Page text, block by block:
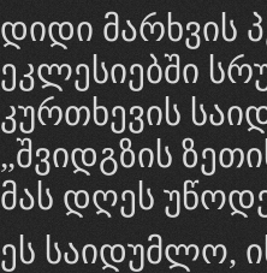
დიდი მარხვის
ეკლესიებში
კურთხევის
„შვიდგზის
მას დღეს
ეს საიდუმლო,